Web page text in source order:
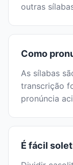
outras
Como
As sílabas
transcrição
pronúncia
É fácil